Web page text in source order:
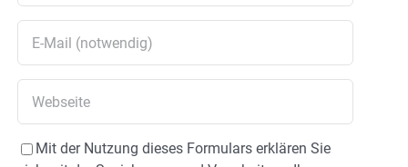
Mit der Nutzung dieses Formulars erklären Sie